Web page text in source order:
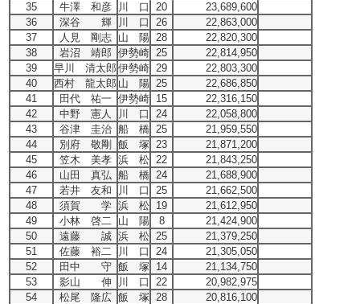
35
牛澤 和彦 川 口 20
23,689,600
36
深谷 輝 川 口 26
22,863,000
37
人見 剛志 山 陽 28
22,820,300
38
岩沼 靖郎 伊勢崎 25
22,814,950
39
早川 清太郎 伊勢崎 29
22,803,300
40
西村 龍太郎 山 陽 25
22,686,850
41
田代 祐一 伊勢崎 15
22,316,150
42
中野 憲人 川 口 24
22,058,800
43
谷津 圭治 船 橋 25
21,959,550
44
別府 敬剛 飯 塚 23
21,871,200
45
笠木 美孝 浜 松 22
21,843,250
46
山田 真弘 船 橋 24
21,688,900
47
若井 友和 川 口 25
21,662,500
48
須賀 学 浜 松 19
21,612,950
49
小林 啓二 山 陽 8
21,424,900
50
遠藤 誠 浜 松 25
21,379,250
51
佐藤 裕二 川 口 24
21,305,050
52
田中 守 飯 塚 14
21,134,750
53
影山 伸 川 口 22
20,982,975
54
松尾 隆広 飯 塚 28
20,816,100